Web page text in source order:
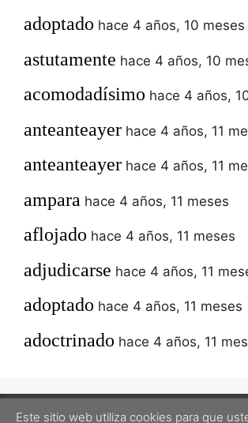
adoptado hace 4 años, 10 meses
astutamente hace 4 años, 10
acomodadísimo hace 4 años,
anteanteayer hace 4 años, 11
anteanteayer hace 4 años, 11
ampara hace 4 años, 11 meses
aflojado hace 4 años, 11 meses
adjudicarse hace 4 años, 11
adoptado hace 4 años, 11 meses
adoctrinado hace 4 años, 11
Este sitio web utiliza cookies para que